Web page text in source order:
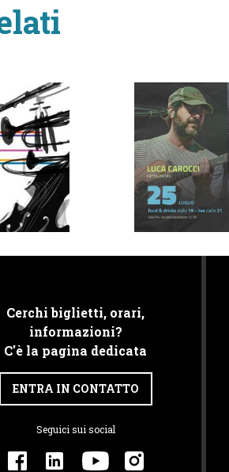
Cerchi biglietti, orari,
informazioni?
C'è la pagina dedicata
ENTRA IN CONTATTO
Seguici sui social